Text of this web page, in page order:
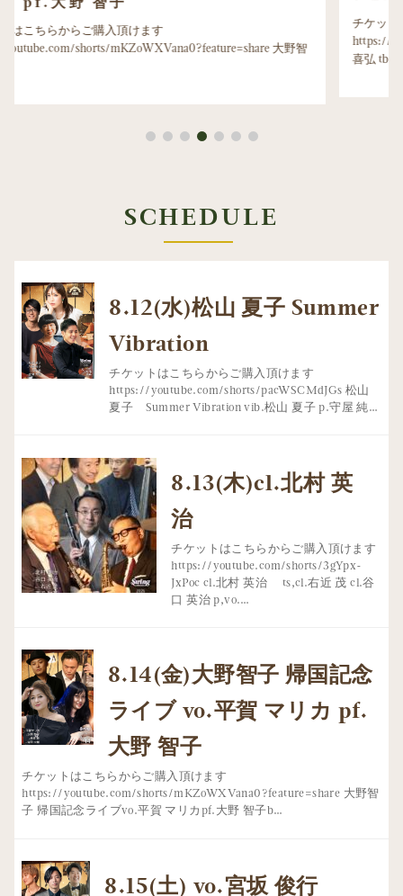
チケットはこちらからご購入頂けます
https://youtube.com/shorts/HB21DvAXU9g cl.北村 英治 tp.中川
SCHEDULE
8.12(水)松山 夏子 Summer
Vibration
チケットはこちらからご購入頂けます
https://youtube.com/shorts/pacWSCMdJGs 松山
夏子 Summer Vibration vib.松山 夏子 p.守屋 純…
8.13(木)cl.北村 英
治
チケットはこちらからご購入頂けます
https://youtube.com/shorts/3gYpx-
JxPoc cl.北村 英治 ts,cl.右近 茂 cl.谷
口 英治 p,vo.…
8.14(金)大野智子 帰国記念
ライブ vo.平賀 マリカ pf.
大野 智子
チケットはこちらからご購入頂けます
https://youtube.com/shorts/mKZoWXVana0?feature=share 大野智
子 帰国記念ライブvo.平賀 マリカpf.大野 智子b…
8.15(土) vo.宮坂 俊行